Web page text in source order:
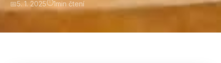
📅5. 1. 2025⏱1min čtení